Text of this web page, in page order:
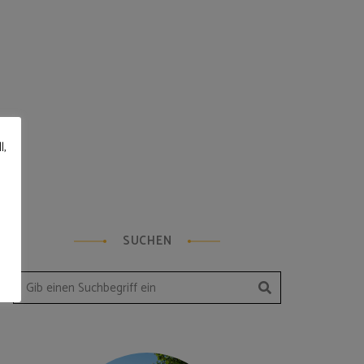
SUCHEN
Search
for:
Suchen